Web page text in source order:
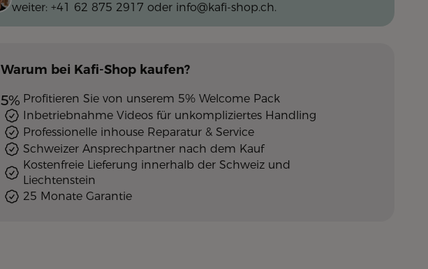
weiter: +41 62 875 2917 oder info@kafi-shop.ch.
Warum bei Kafi-Shopkaufen?
5% Profitieren Sie von unserem 5% Welcome Pack
Inbetriebnahme Videos für unkompliziertes Handling
Professionelle inhouse Reparatur & Service
Schweizer Ansprechpartner nach dem Kauf
Kostenfreie Lieferung innerhalb der Schweiz und
Liechtenstein
25 Monate Garantie